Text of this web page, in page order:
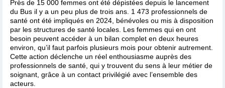
Près de 15 000 femmes ont été dépistées depuis le lancement
du Bus il y a un peu plus de trois ans. 1 473 professionnels de
santé ont été impliqués en 2024, bénévoles ou mis à disposition
par les structures de santé locales. Les femmes qui en ont
besoin peuvent accéder à un bilan complet en deux heures
environ, qu’il faut parfois plusieurs mois pour obtenir autrement.
Cette action déclenche un réel enthousiasme auprès des
professionnels de santé, qui y trouvent du sens à leur métier de
soignant, grâce à un contact privilégié avec l’ensemble des
acteurs.